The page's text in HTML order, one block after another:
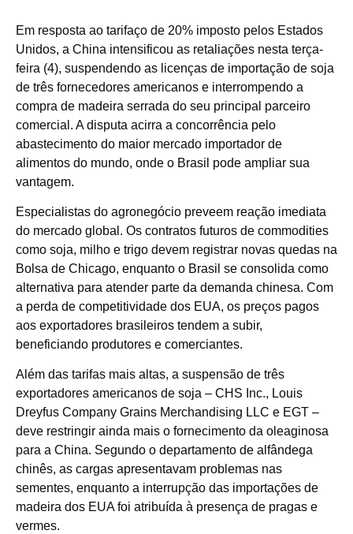
Em resposta ao tarifaço de 20% imposto pelos Estados
Unidos, a China intensificou as retaliações nesta terça-
feira (4), suspendendo as licenças de importação de soja
de três fornecedores americanos e interrompendo a
compra de madeira serrada do seu principal parceiro
comercial. A disputa acirra a concorrência pelo
abastecimento do maior mercado importador de
alimentos do mundo, onde o Brasil pode ampliar sua
vantagem.
Especialistas do agronegócio preveem reação imediata
do mercado global. Os contratos futuros de commodities
como soja, milho e trigo devem registrar novas quedas na
Bolsa de Chicago, enquanto o Brasil se consolida como
alternativa para atender parte da demanda chinesa. Com
a perda de competitividade dos EUA, os preços pagos
aos exportadores brasileiros tendem a subir,
beneficiando produtores e comerciantes.
Além das tarifas mais altas, a suspensão de três
exportadores americanos de soja – CHS Inc., Louis
Dreyfus Company Grains Merchandising LLC e EGT –
deve restringir ainda mais o fornecimento da oleaginosa
para a China. Segundo o departamento de alfândega
chinês, as cargas apresentavam problemas nas
sementes, enquanto a interrupção das importações de
madeira dos EUA foi atribuída à presença de pragas e
vermes.